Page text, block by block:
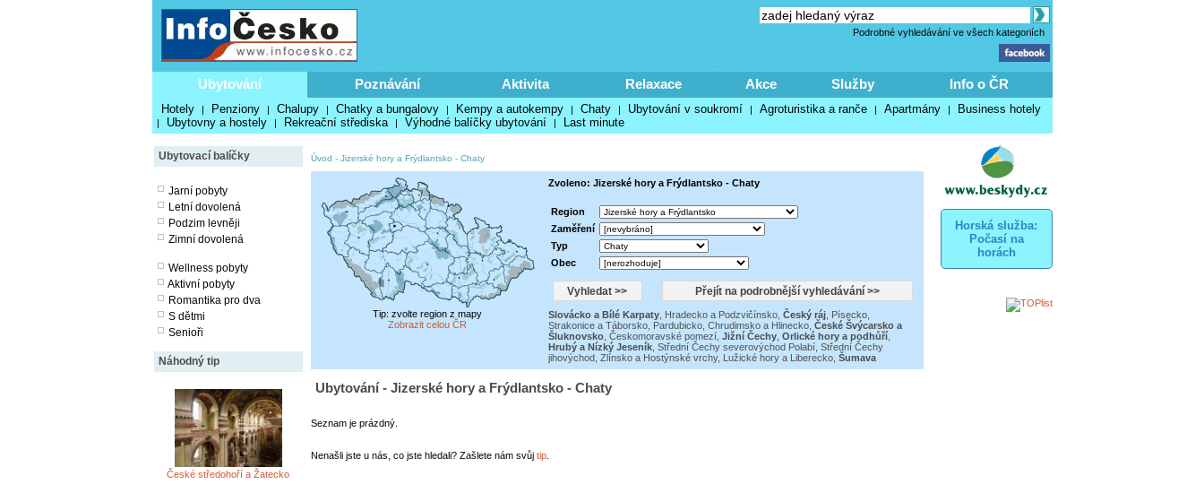
Podrobné vyhledávání ve všech kategoriích
Ubytování Poznávání Aktivita Relaxace Akce Služby Info o ČR
Hotely | Penziony | Chalupy | Chatky a bungalovy | Kempy a autokempy | Chaty | Ubytování v soukromí | Agroturistika a ranče | Apartmány | Business hotely
| Ubytovny a hostely | Rekreační střediska | Výhodné balíčky ubytování | Last minute
Ubytovací balíčky
Jarní pobyty
Letní dovolená
Podzim levněji
Zimní dovolená
Wellness pobyty
Aktivní pobyty
Romantika pro dva
S dětmi
Senioři
Náhodný tip
České středohoří a Žatecko
Horská služba:
Počasí na
horách
Úvod - Jizerské hory a Frýdlantsko - Chaty
Tip: zvolte region z mapy
Zobrazit celou ČR
Zvoleno: Jizerské hory a Frýdlantsko - Chaty
Region
Zaměření
Typ
Obec
Slovácko a Bílé Karpaty, Hradecko a Podzvičínsko, Český ráj, Písecko,
Strakonice a Táborsko, Pardubicko, Chrudimsko a Hlinecko, České Švýcarsko a
Šluknovsko, Českomoravské pomezí, Jižní Čechy, Orlické hory a podhůří,
Hrubý a Nízký Jeseník, Střední Čechy severovýchod Polabí, Střední Čechy
jihovýchod, Zlínsko a Hostýnské vrchy, Lužické hory a Liberecko, Šumava
Ubytování - Jizerské hory a Frýdlantsko - Chaty
Seznam je prázdný.
Nenašli jste u nás, co jste hledali? Zašlete nám svůj tip.